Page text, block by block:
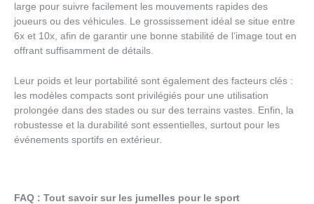
large pour suivre facilement les mouvements rapides des
joueurs ou des véhicules. Le grossissement idéal se situe entre
6x et 10x, afin de garantir une bonne stabilité de l’image tout en
offrant suffisamment de détails.
Leur poids et leur portabilité sont également des facteurs clés :
les modèles compacts sont privilégiés pour une utilisation
prolongée dans des stades ou sur des terrains vastes. Enfin, la
robustesse et la durabilité sont essentielles, surtout pour les
événements sportifs en extérieur.
FAQ : Tout savoir sur les jumelles pour le sport